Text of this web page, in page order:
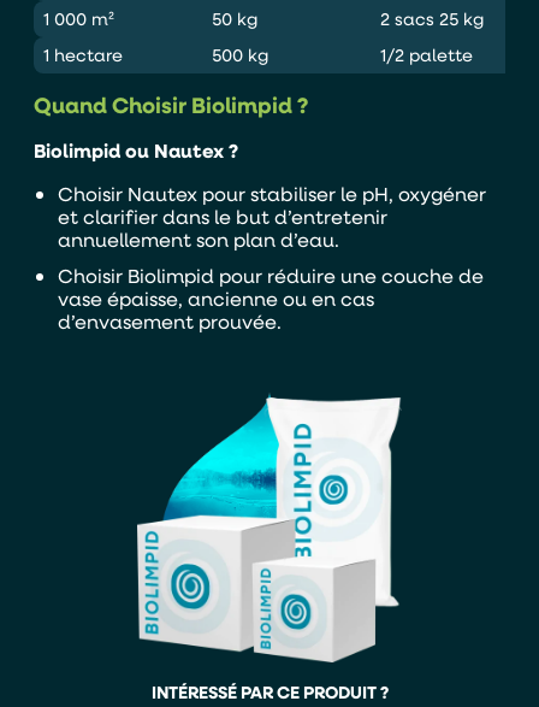
INTÉRESSÉ PAR CE PRODUIT ?
1 000 m²
50 kg
2 sacs 25 kg
1 hectare
500 kg 1/2 palette
Quand Choisir Biolimpid ?
Biolimpid ou Nautex ?
Choisir Nautex pour stabiliser le pH, oxygéner
et clarifier dans le but d’entretenir
annuellement son plan d’eau.
Choisir Biolimpid pour réduire une couche de
vase épaisse, ancienne ou en cas
d’envasement prouvée.